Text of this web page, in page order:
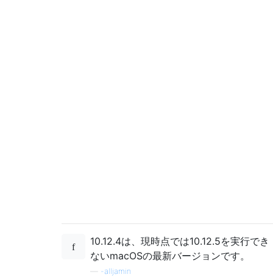
10.12.4は、現時点では10.12.5を実行でき
ないmacOSの最新バージョンです。
-alljamin